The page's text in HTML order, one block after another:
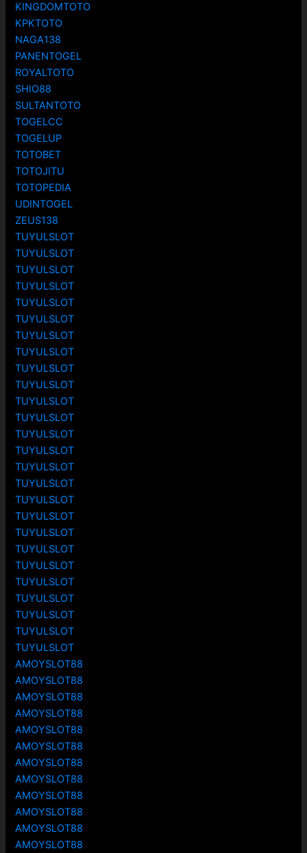
KINGDOMTOTO
KPKTOTO
NAGA138
PANENTOGEL
ROYALTOTO
SHIO88
SULTANTOTO
TOGELCC
TOGELUP
TOTOBET
TOTOJITU
TOTOPEDIA
UDINTOGEL
ZEUS138
TUYULSLOT
TUYULSLOT
TUYULSLOT
TUYULSLOT
TUYULSLOT
TUYULSLOT
TUYULSLOT
TUYULSLOT
TUYULSLOT
TUYULSLOT
TUYULSLOT
TUYULSLOT
TUYULSLOT
TUYULSLOT
TUYULSLOT
TUYULSLOT
TUYULSLOT
TUYULSLOT
TUYULSLOT
TUYULSLOT
TUYULSLOT
TUYULSLOT
TUYULSLOT
TUYULSLOT
TUYULSLOT
TUYULSLOT
AMOYSLOT88
AMOYSLOT88
AMOYSLOT88
AMOYSLOT88
AMOYSLOT88
AMOYSLOT88
AMOYSLOT88
AMOYSLOT88
AMOYSLOT88
AMOYSLOT88
AMOYSLOT88
AMOYSLOT88